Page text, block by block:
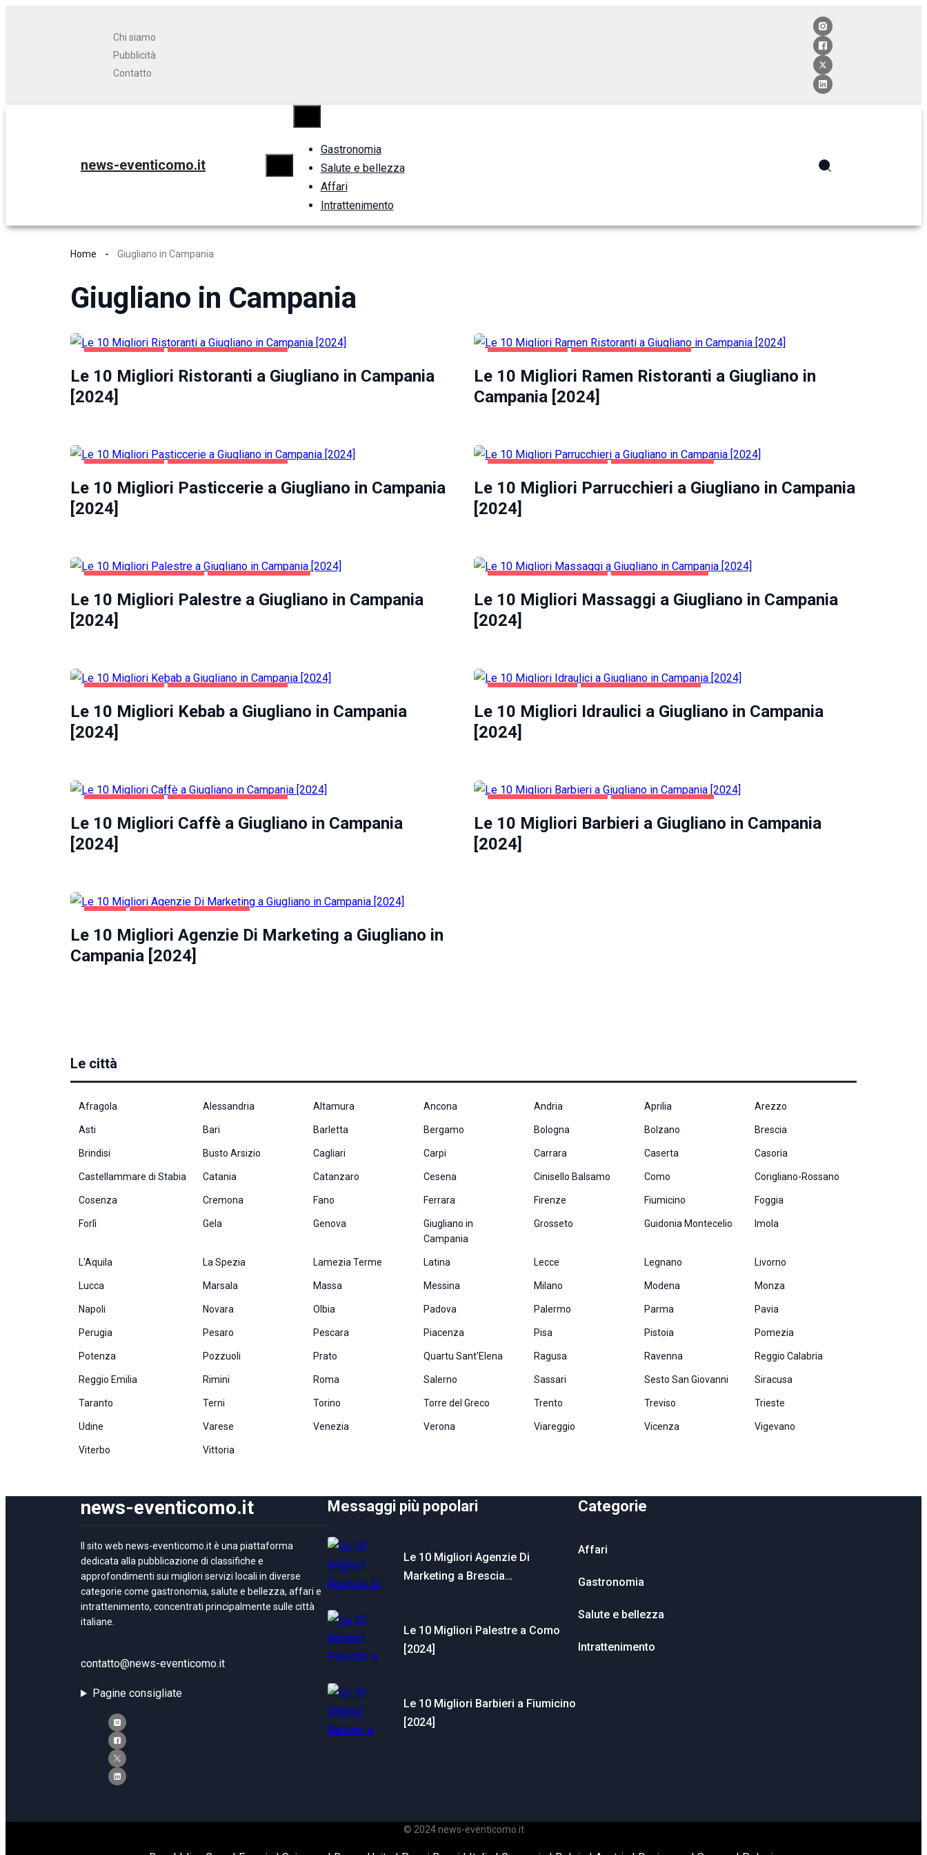
Chi siamo
Pubblicità
Contatto
news-eventicomo.it
Gastronomia
Salute e bellezza
Affari
Intrattenimento
Home Giugliano in Campania
Giugliano in Campania
Le 10 Migliori Ristoranti a Giugliano in Campania
[2024]
Le 10 Migliori Ramen Ristoranti a Giugliano in
Campania [2024]
Le 10 Migliori Pasticcerie a Giugliano in Campania
[2024]
Le 10 Migliori Parrucchieri a Giugliano in Campania
[2024]
Le 10 Migliori Palestre a Giugliano in Campania
[2024]
Le 10 Migliori Massaggi a Giugliano in Campania
[2024]
Le 10 Migliori Kebab a Giugliano in Campania
[2024]
Le 10 Migliori Idraulici a Giugliano in Campania
[2024]
Le 10 Migliori Caffè a Giugliano in Campania
[2024]
Le 10 Migliori Barbieri a Giugliano in Campania
[2024]
Le 10 Migliori Agenzie Di Marketing a Giugliano in
Campania [2024]
Le città
Afragola Alessandria Altamura Ancona Andria Aprilia Arezzo
Asti Bari Barletta Bergamo Bologna Bolzano Brescia
Brindisi Busto Arsizio Cagliari Carpi Carrara Caserta Casoria
Castellammare di Stabia Catania Catanzaro Cesena Cinisello Balsamo Como Corigliano-Rossano
Cosenza Cremona Fano Ferrara Firenze Fiumicino Foggia
Forlì Gela Genova
Giugliano in
Campania
Grosseto Guidonia Montecelio Imola
L'Aquila La Spezia Lamezia Terme Latina Lecce Legnano Livorno
Lucca Marsala Massa Messina Milano Modena Monza
Napoli Novara Olbia Padova Palermo Parma Pavia
Perugia Pesaro Pescara Piacenza Pisa Pistoia Pomezia
Potenza Pozzuoli Prato Quartu Sant'Elena Ragusa Ravenna Reggio Calabria
Reggio Emilia Rimini Roma Salerno Sassari Sesto San Giovanni Siracusa
Taranto Terni Torino Torre del Greco Trento Treviso Trieste
Udine Varese Venezia Verona Viareggio Vicenza Vigevano
Viterbo Vittoria
news-eventicomo.it
Il sito web news-eventicomo.it è una piattaforma
dedicata alla pubblicazione di classifiche e
approfondimenti sui migliori servizi locali in diverse
categorie come gastronomia, salute e bellezza, affari e
intrattenimento, concentrati principalmente sulle città
italiane.
contatto@news-eventicomo.it
Pagine consigliate
Messaggi più popolari
Le 10 Migliori Agenzie Di
Marketing a Brescia…
Le 10 Migliori Palestre a Como
[2024]
Le 10 Migliori Barbieri a Fiumicino
[2024]
Categorie
Affari
Gastronomia
Salute e bellezza
Intrattenimento
© 2024 news-eventicomo.it
Necessari
funzionamento
del sito web.
Statistiche
una migliore
tuoi interessi e il
comportamento
personalizzati.